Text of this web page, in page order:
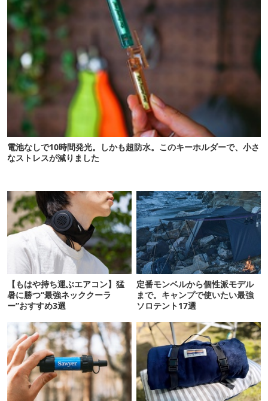
電池なしで10時間発光。しかも超防水。このキーホルダーで、小さ
なストレスが減りました
【もはや持ち運ぶエアコン】猛
暑に勝つ“最強ネッククーラ
ー”おすすめ3選
定番モンベルから個性派モデル
まで。キャンプで使いたい最強
ソロテント17選